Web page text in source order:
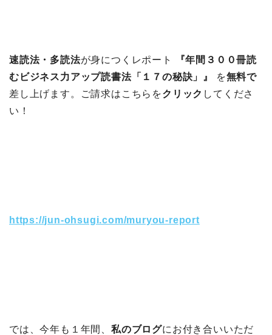
速読法・多読法が身につくレポート
『年間３００冊読
むビジネス力アップ読書法「１７の秘訣」』
を無料で
差し上げます。ご請求はこちらをクリック してくださ
い！
https://jun-ohsugi.com/muryou-report
では、今年も１年間、 私のブログにお付き合いいただ